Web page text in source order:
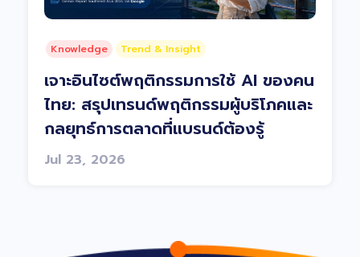
Knowledge Trend & Insight
เจาะอินไซต์พฤติกรรมการใช้ AI ของคน
ไทย: สรุปเทรนด์พฤติกรรมผู้บริโภคและ
กลยุทธ์การตลาดที่แบรนด์ต้องรู้
Jul 23, 2026